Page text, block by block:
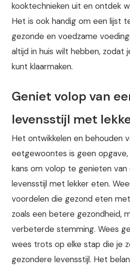
kooktechnieken uit en ontdek
Het is ook handig om een lijst
gezonde en voedzame
altijd in huis wilt hebben, zodat
kunt klaarmaken.
Geniet volop van
levensstijl met
Het ontwikkelen en behouden
eetgewoontes is geen
kans om volop te genieten van
levensstijl met lekker eten.
voordelen die gezond eten
zoals een betere gezondheid,
verbeterde stemming. Wees
wees trots op elke stap die je
gezondere levensstijl. Het